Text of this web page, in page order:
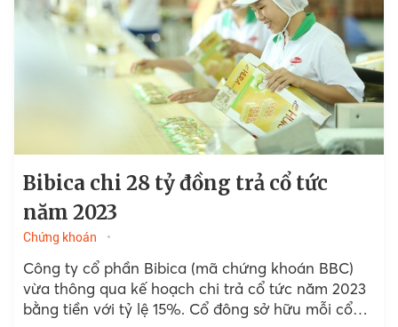
Bibica chi 28 tỷ đồng trả cổ tức
năm 2023
Chứng khoán
Công ty cổ phần Bibica (mã chứng khoán BBC)
vừa thông qua kế hoạch chi trả cổ tức năm 2023
bằng tiền với tỷ lệ 15%. Cổ đông sở hữu mỗi cổ